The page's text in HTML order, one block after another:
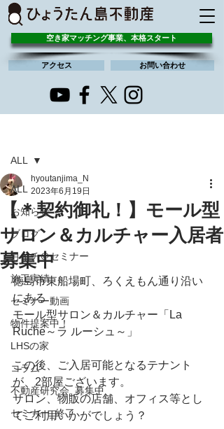
アクセス お問い合わせ
空き家マッチング事業、本格スタート
ALL
お知らせ
ブログ
月イチ＠セミナー
施工実績
セミナー動画
物件提案中！
LHSの家
コラム
不動産研究会_募集中
セミナー_終了
ALL
【＊契約御礼！】モール型
サロン＆カルチャー入居者
募集中
hyoutanjima_N
2023年6月19日
徳島市東船場町、ろくえもん通り沿い
にある
モール型サロン＆カルチャー「La
Ruche～ラ ルーシュ～」
この後、ご入居可能となるテナント
が、2部屋ございます。
サロン、物販の店舗、オフィス等とし
てご利用いかがでしょう？